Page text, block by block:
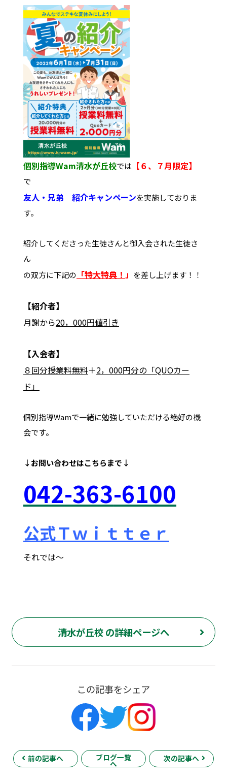
個別指導Wam清水が丘校では 【６、７月限定】
で
友人・兄弟 紹介キャンペーンを実施しておりま
す。
紹介してくださった生徒さんと御入会された生徒さ
ん
の双方に下記の 「特大特典！ 」 を差し上げます！！
【紹介者】
月謝から20，000円値引き
【入会者】
８回分授業料無料＋2，000円分の「QUOカー
ド」
個別指導Wamで一緒に勉強していただける絶好の機
会です。
↓お問い合わせはこちらまで↓
042-363-6100
公式Ｔｗｉｔｔｅｒ
それでは～
清水が丘校 の詳細ページへ
この記事をシェア
前の記事へ ブログ一覧
へ
次の記事へ